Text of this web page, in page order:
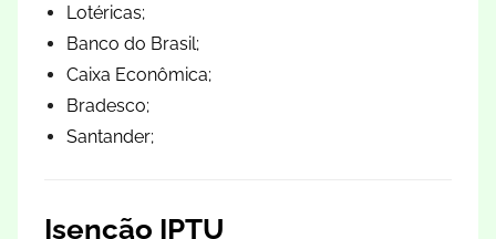
Lotéricas;
Banco do Brasil;
Caixa Econômica;
Bradesco;
Santander;
Isenção IPTU